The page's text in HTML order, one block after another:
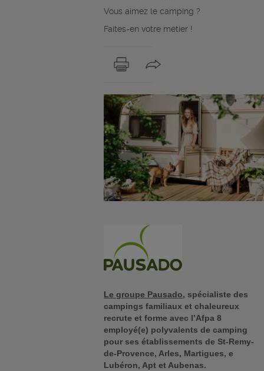
Vous aimez le camping ?
Faites-en votre métier !
Le groupe Pausado, spécialiste des
campings familiaux et chaleureux
recrute et forme avec l’Afpa 8
employé(e) polyvalents de camping
pour ses établissements de St-Remy-
de-Provence, Arles, Martigues, e
Lubéron, Apt et Aubenas.